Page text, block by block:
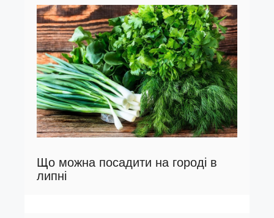
Що можна посадити на городі в
липні